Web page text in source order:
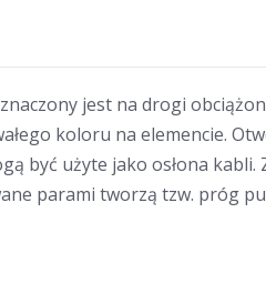
jest na drogi
koloru na elemencie.
być użyte jako osłona
parami tworzą tzw. próg